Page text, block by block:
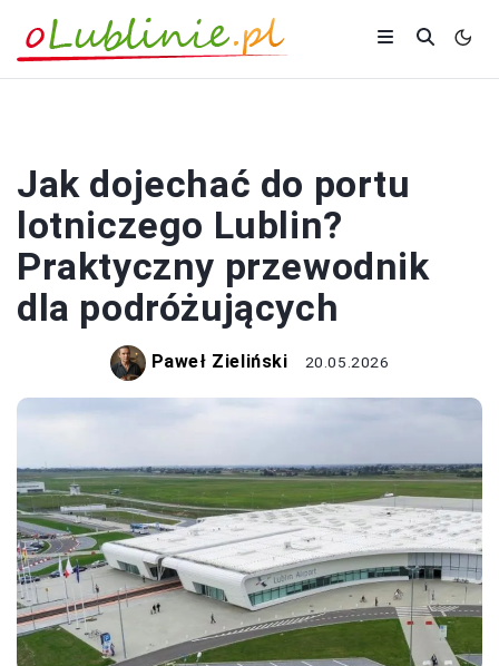
Jak dojechać do portu
lotniczego Lublin?
Praktyczny przewodnik
dla podróżujących
Paweł Zieliński 20.05.2026